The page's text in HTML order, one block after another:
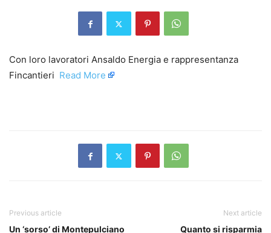
Con loro lavoratori Ansaldo Energia e rappresentanza
Fincantieri ​ Read More
Previous article
Un ‘sorso’ di Montepulciano
Next article
Quanto si risparmia